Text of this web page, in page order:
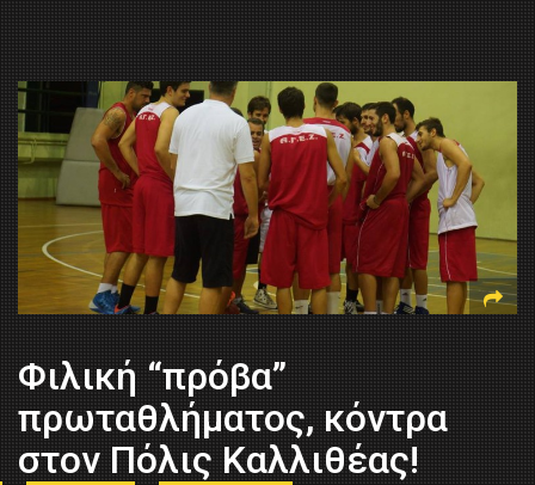
Φιλική “πρόβα”
πρωταθλήματος, κόντρα
στον Πόλις Καλλιθέας!